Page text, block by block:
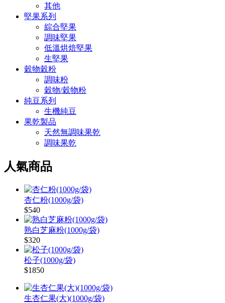
其他
堅果系列
綜合堅果
調味堅果
低溫烘焙堅果
生堅果
穀物穀粉
調味粉
穀物/穀物粉
純豆系列
生機純豆
果乾製品
天然無調味果乾
調味果乾
人氣商品
杏仁粉(1000g/袋)
$540
熟白芝麻粉(1000g/袋)
$320
松子(1000g/袋)
$1850
生杏仁果(大)(1000g/袋)